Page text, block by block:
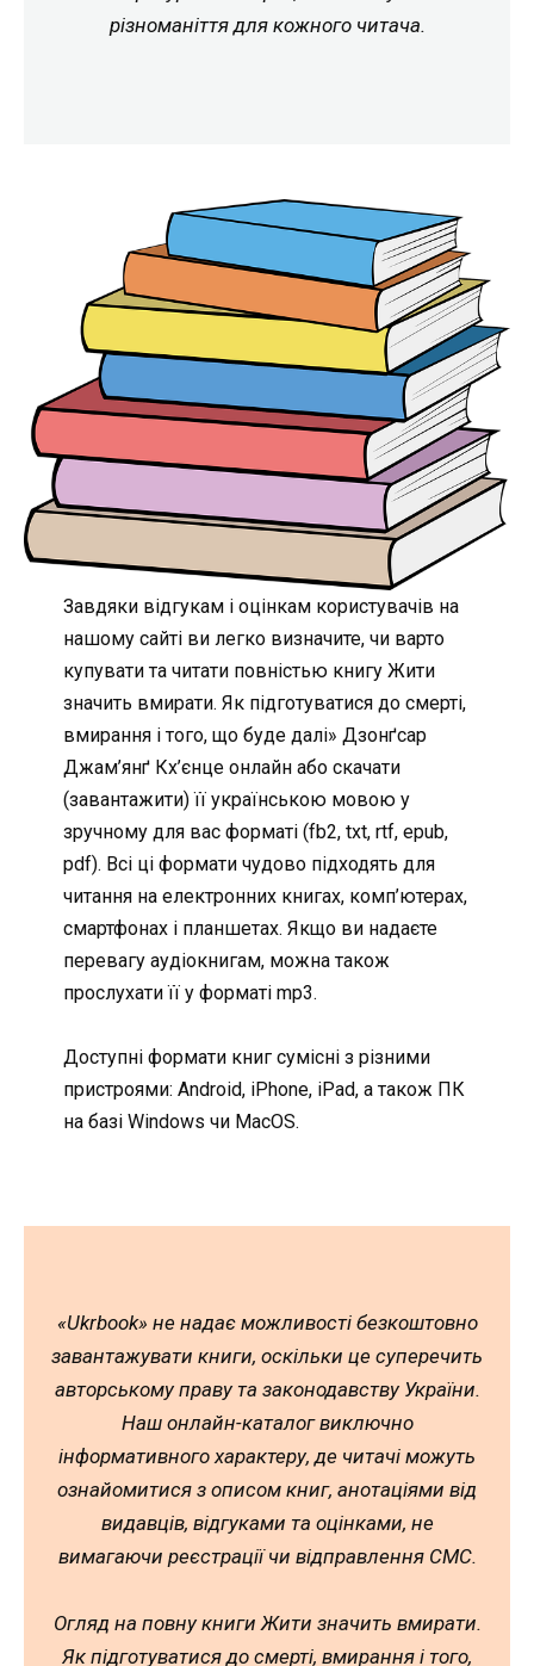
різноманіття для кожного читача.
Завдяки відгукам і оцінкам користувачів на
нашому сайті ви легко визначите, чи варто
купувати та читати повністью книгу Жити
значить вмирати. Як підготуватися до смерті,
вмирання і того, що буде далі» Дзонґсар
Джам’янґ Кх’єнце онлайн або скачати
(завантажити) її українською мовою у
зручному для вас форматі (fb2, txt, rtf, epub,
pdf). Всі ці формати чудово підходять для
читання на електронних книгах, комп’ютерах,
смартфонах і планшетах. Якщо ви надаєте
перевагу аудіокнигам, можна також
прослухати її у форматі mp3.
Доступні формати книг сумісні з різними
пристроями: Android, iPhone, iPad, а також ПК
на базі Windows чи MacOS.
«Ukrbook» не надає можливості безкоштовно
завантажувати книги, оскільки це суперечить
авторському праву та законодавству України.
Наш онлайн-каталог виключно
інформативного характеру, де читачі можуть
ознайомитися з описом книг, анотаціями від
видавців, відгуками та оцінками, не
вимагаючи реєстрації чи відправлення СМС.
Огляд на повну книги Жити значить вмирати.
Як підготуватися до смерті, вмирання і того,